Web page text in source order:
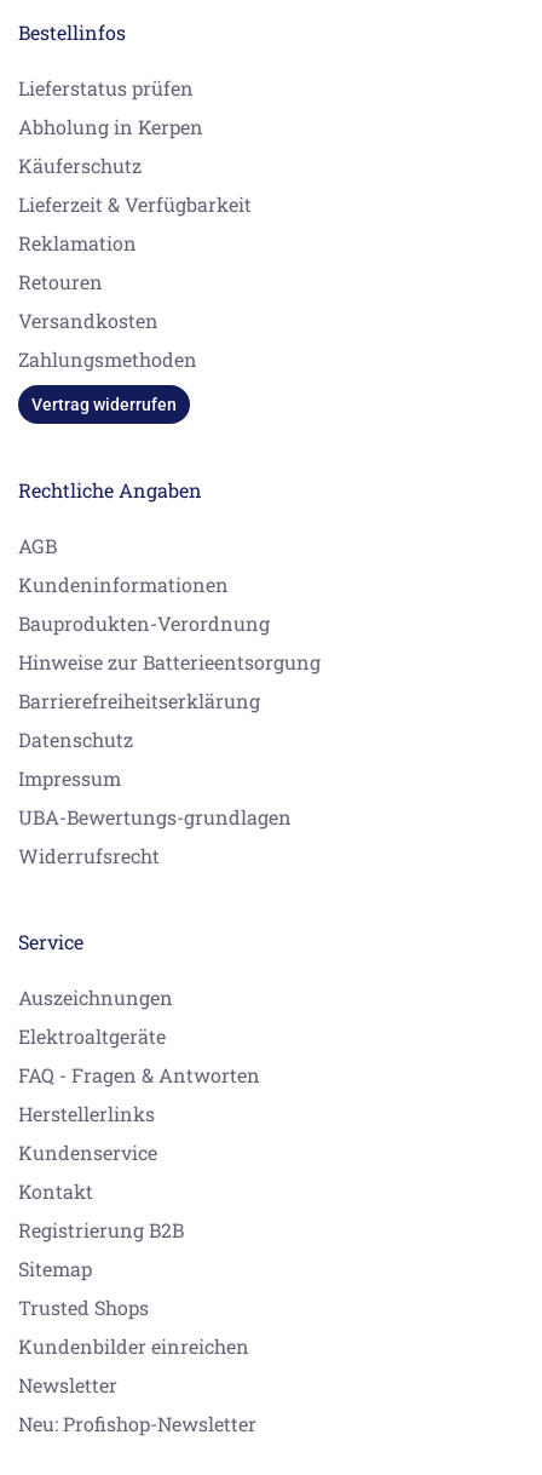
Bestellinfos
Lieferstatus prüfen
Abholung in Kerpen
Käuferschutz
Lieferzeit & Verfügbarkeit
Reklamation
Retouren
Versandkosten
Zahlungsmethoden
Vertrag widerrufen
Rechtliche Angaben
AGB
Kundeninformationen
Bauprodukten-Verordnung
Hinweise zur Batterieentsorgung
Barrierefreiheitserklärung
Datenschutz
Impressum
UBA-Bewertungs-grundlagen
Widerrufsrecht
Service
Auszeichnungen
Elektroaltgeräte
FAQ - Fragen & Antworten
Herstellerlinks
Kundenservice
Kontakt
Registrierung B2B
Sitemap
Trusted Shops
Kundenbilder einreichen
Newsletter
Neu: Profishop-Newsletter